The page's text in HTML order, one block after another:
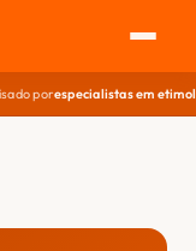
porespecialistas em